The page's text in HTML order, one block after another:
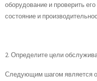
оборудование и проверить
состояние и
2. Определите цели
Следующим шагом является